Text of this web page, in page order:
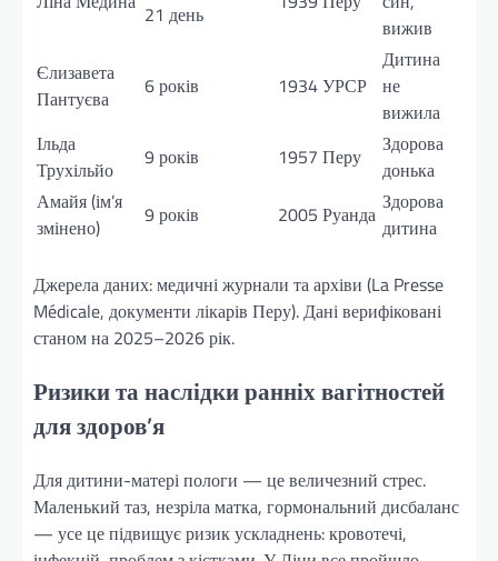
21 день
вижив
Єлизавета
Пантуєва
6 років 1934УРСР
Дитина
не
вижила
Ільда
Трухільйо
9 років 1957 Перу
Здорова
донька
Амайя (ім’я
змінено)
9 років 2005 Руанда Здорова
дитина
Джерела даних: медичні журнали та архіви (La Presse
Médicale, документи лікарів Перу). Дані верифіковані
станом на 2025–2026 рік.
Ризики та наслідки ранніх вагітностей
для здоров’я
Для дитини-матері пологи — це величезний стрес.
Маленький таз, незріла матка, гормональний дисбаланс
— усе це підвищує ризик ускладнень: кровотечі,